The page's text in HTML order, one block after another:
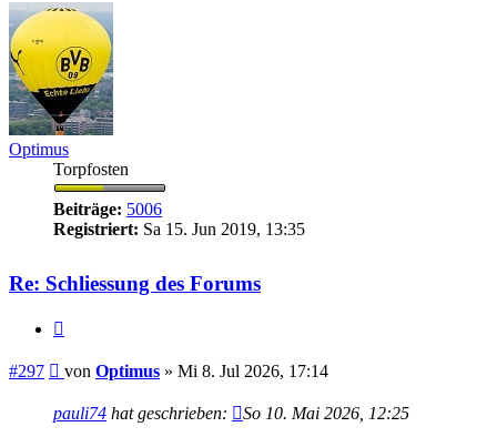
Optimus
Torpfosten
Beiträge: 5006
Registriert: Sa 15. Jun 2019, 13:35
Re: Schliessung des Forums
#297 Beitrag
von Optimus » Mi 8. Jul 2026, 17:14
pauli74 hat geschrieben: So 10. Mai 2026, 12:25